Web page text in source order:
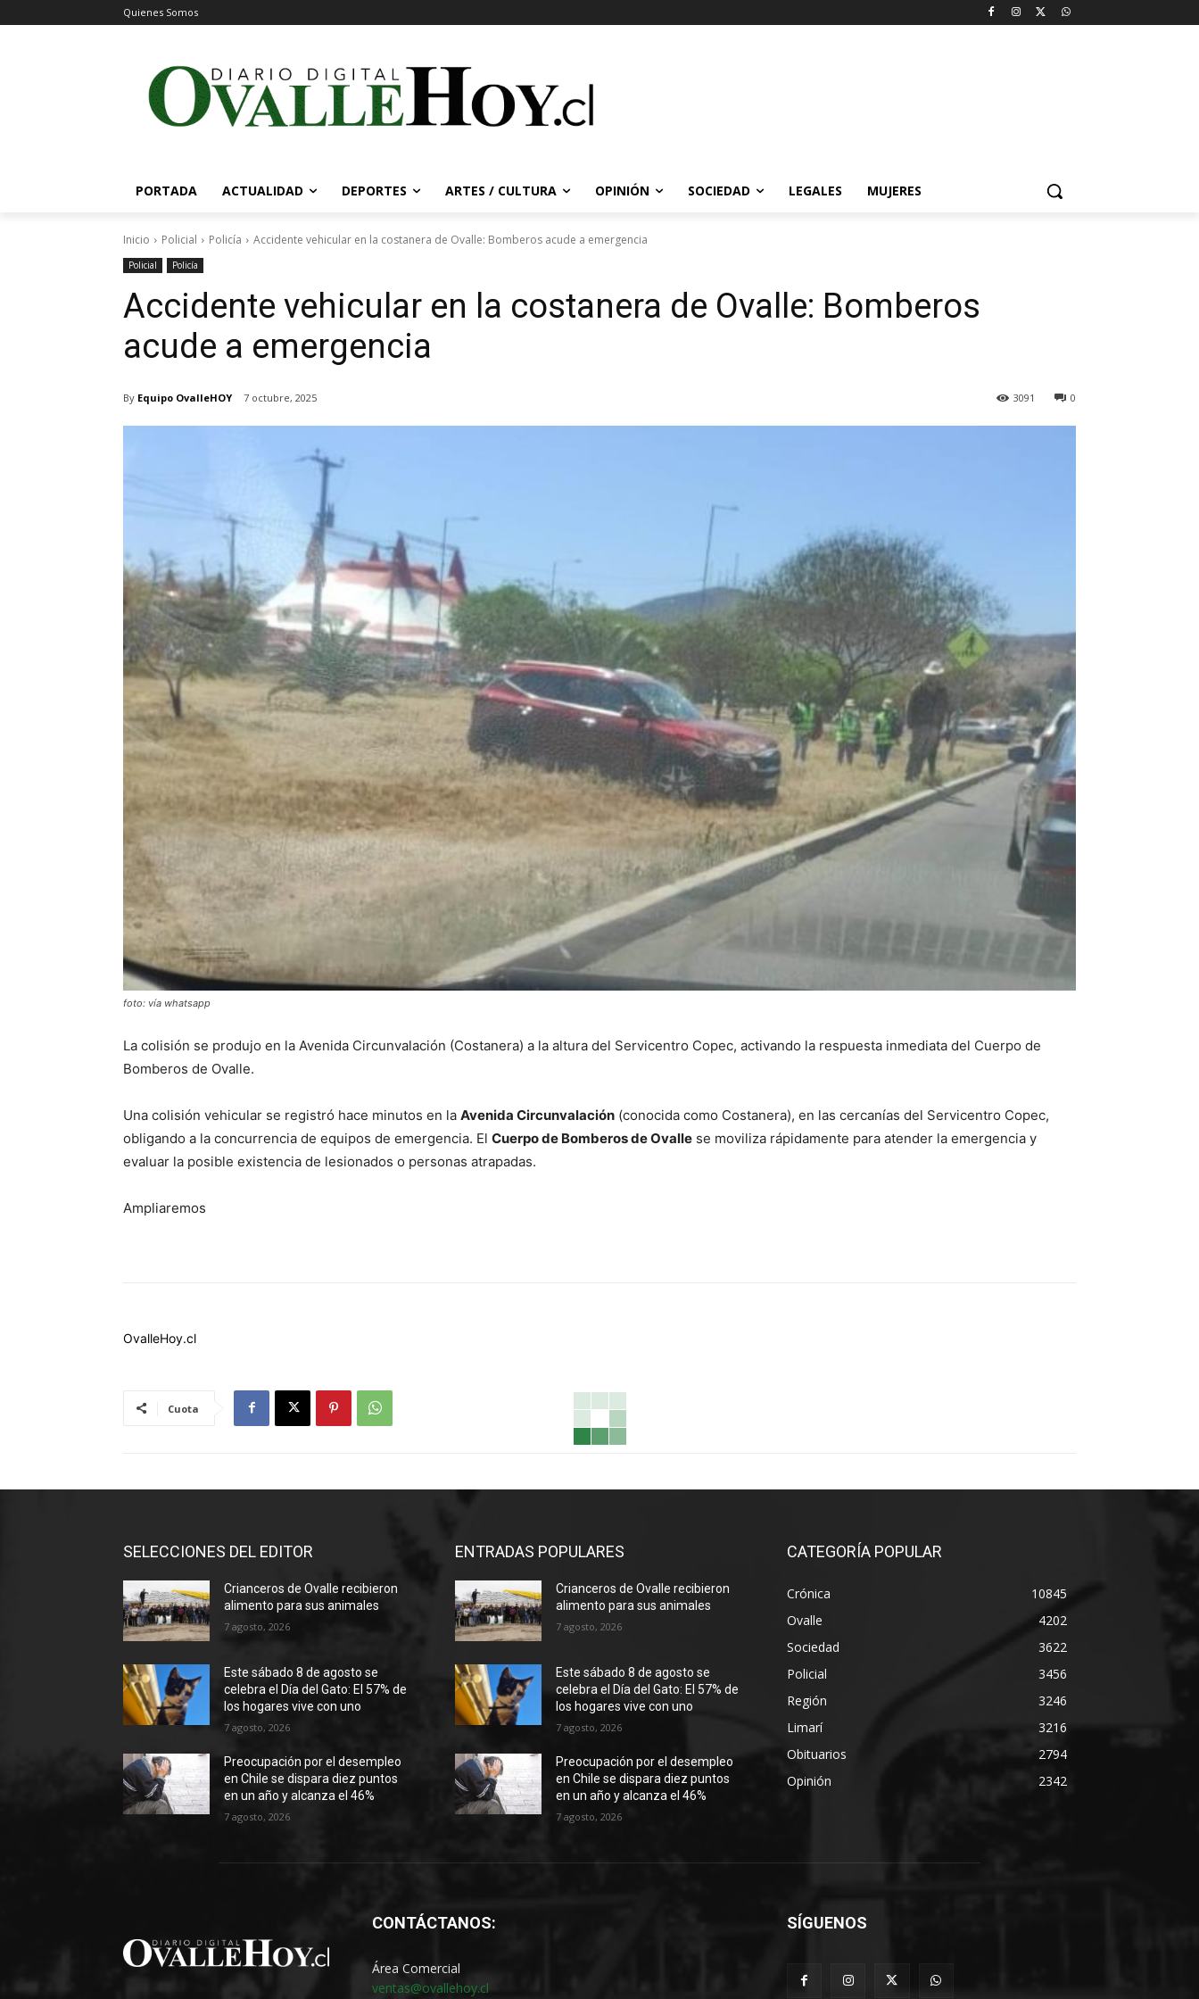
Quienes Somos
PORTADA ACTUALIDAD DEPORTES ARTES / CULTURA OPINIÓN SOCIEDAD LEGALES MUJERES
Inicio Policial Policía Accidente vehicular en la costanera de Ovalle: Bomberos acude a emergencia
Policial Policía
Accidente vehicular en la costanera de Ovalle: Bomberos
acude a emergencia
By Equipo OvalleHOY 7 octubre, 2025 0
3091
foto: vía whatsapp
La colisión se produjo en la Avenida Circunvalación (Costanera) a la altura del Servicentro Copec, activando la respuesta inmediata del Cuerpo de
Bomberos de Ovalle.
Una colisión vehicular se registró hace minutos en la Avenida Circunvalación (conocida como Costanera), en las cercanías del Servicentro Copec,
obligando a la concurrencia de equipos de emergencia. El Cuerpo de Bomberos de Ovalle se moviliza rápidamente para atender la emergencia y
evaluar la posible existencia de lesionados o personas atrapadas.
Ampliaremos
OvalleHoy.cl
Cuota
SELECCIONES DEL EDITOR
Crianceros de Ovalle recibieron
alimento para sus animales
7 agosto, 2026
Este sábado 8 de agosto se
celebra el Día del Gato: El 57% de
los hogares vive con uno
7 agosto, 2026
Preocupación por el desempleo
en Chile se dispara diez puntos
en un año y alcanza el 46%
7 agosto, 2026
ENTRADAS POPULARES
Crianceros de Ovalle recibieron
alimento para sus animales
7 agosto, 2026
Este sábado 8 de agosto se
celebra el Día del Gato: El 57% de
los hogares vive con uno
7 agosto, 2026
Preocupación por el desempleo
en Chile se dispara diez puntos
en un año y alcanza el 46%
7 agosto, 2026
CATEGORÍA POPULAR
Crónica
10845
Ovalle
4202
Sociedad
3622
Policial
3456
Región
3246
Limarí
3216
Obituarios
2794
Opinión
2342
CONTÁCTANOS:
Área Comercial
ventas@ovallehoy.cl
SÍGUENOS